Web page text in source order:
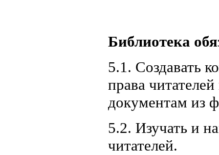
Библиотека
5.1. Создавать
права
документам из
5.2. Изучать и
читателей.